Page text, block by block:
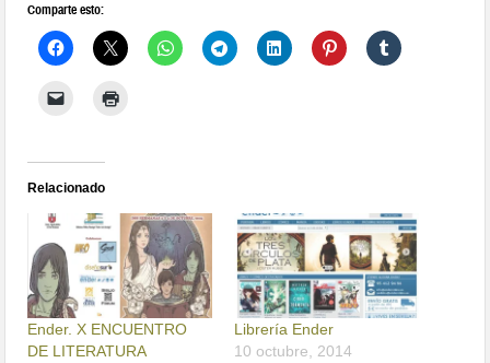
Comparte esto:
Relacionado
Ender. X ENCUENTRO
DE LITERATURA
Librería Ender
10 octubre, 2014